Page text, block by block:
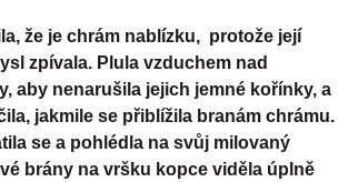
že je chrám nablízku, protože její
zpívala. Plula vzduchem nad
aby nenarušila jejich jemné kořínky, a
jakmile se přiblížila branám chrámu.
se a pohlédla na svůj milovaný
brány na vršku kopce viděla úplně